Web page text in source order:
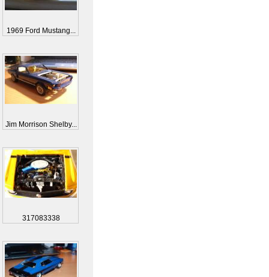
1969 Ford Mustang...
Jim Morrison Shelby...
317083338